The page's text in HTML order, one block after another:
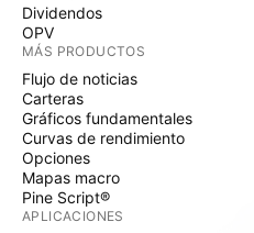
Dividendos
OPV
MÁS PRODUCTOS
Flujo de noticias
Carteras
Gráficos fundamentales
Curvas de rendimiento
Opciones
Mapas macro
Pine Script®
APLICACIONES